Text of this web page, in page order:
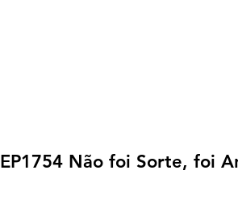
EP1754 Não foi Sorte, foi